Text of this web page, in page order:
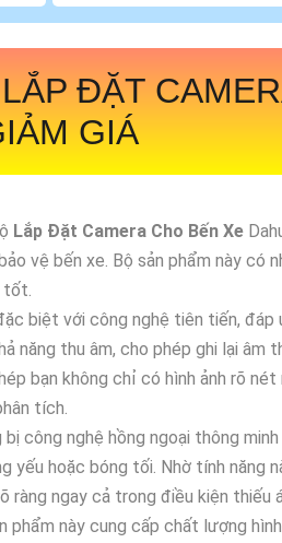
LẮP ĐẶT
GIÁ
Lắp Đặt Camera Cho Bến Xe
vệ bến xe. Bộ sản phẩm này có
tốt.
biệt với công nghệ tiên tiến, đáp
năng thu âm, cho phép ghi lại âm
bạn không chỉ có hình ảnh rõ
tích.
công nghệ hồng ngoại thông
yếu hoặc bóng tối. Nhờ tính năng
ràng ngay cả trong điều kiện thiếu
phẩm này cung cấp chất lượng